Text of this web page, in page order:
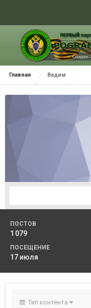
Главная Вадим
ПОСТОВ
1 079
ПОСЕЩЕНИЕ
17 июля
Тип контента